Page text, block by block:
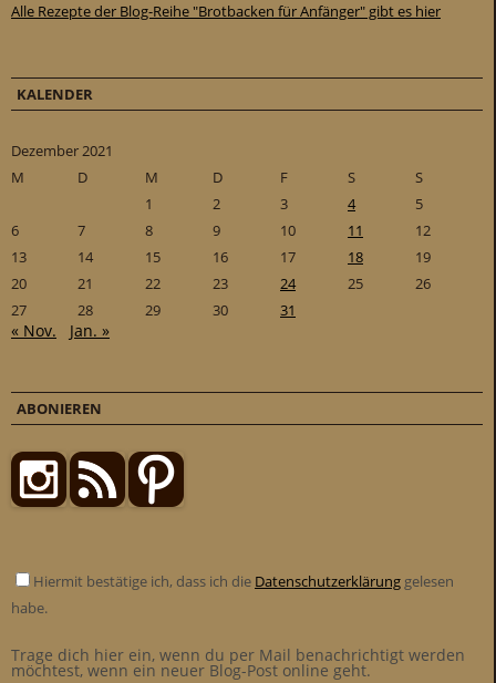
Alle Rezepte der Blog-Reihe "Brotbacken für Anfänger" gibt es hier
KALENDER
Dezember 2021
M
D M D F S
S
1
2 3 4
5
6
7 8 9 10 11
12
13
14 15 16 17 18
19
20
21 22 23 24 25
26
27
28 29 30 31
« Nov. Jan. »
ABONIEREN
Hiermit bestätige ich, dass ich die Datenschutzerklärung gelesen
habe.
Trage dich hier ein, wenn du per Mail benachrichtigt werden
möchtest, wenn ein neuer Blog-Post online geht.